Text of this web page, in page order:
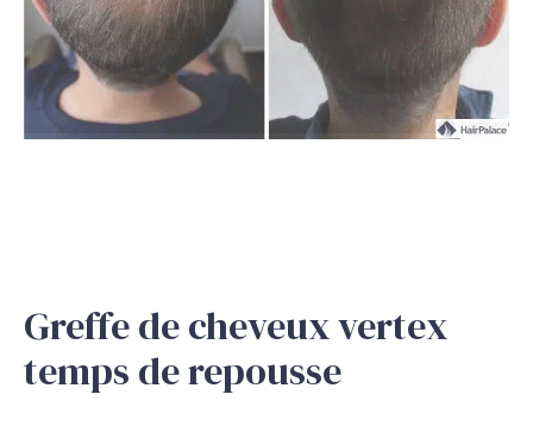
Previous Next
Greffe de cheveux vertex
temps de repousse